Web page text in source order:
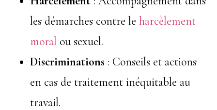
les démarches contre leharcèlement
moral ou sexuel.
Discriminations : Conseils et actions
en cas de traitement inéquitable au
travail.